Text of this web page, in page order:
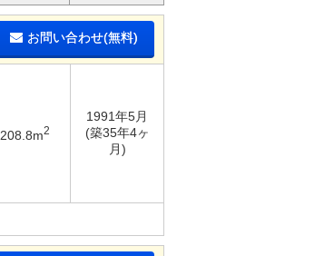
お問い合わせ(無料)
208.8m2
1991年5月
(築35年4ヶ
月)